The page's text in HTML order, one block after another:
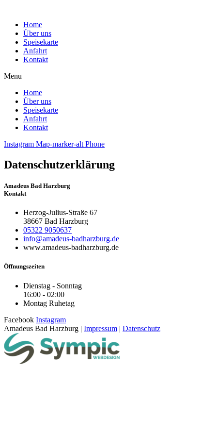
Home
Über uns
Speisekarte
Anfahrt
Kontakt
Menu
Home
Über uns
Speisekarte
Anfahrt
Kontakt
Instagram Map-marker-alt Phone
Datenschutzerklärung
Amadeus Bad Harzburg
Kontakt
Herzog-Julius-Straße 67
38667 Bad Harzburg
05322 9050637
info@amadeus-badharzburg.de
www.amadeus-badharzburg.de
Öffnungszeiten
Dienstag - Sonntag
16:00 - 02:00
Montag Ruhetag
Facebook Instagram
Amadeus Bad Harzburg | Impressum | Datenschutz